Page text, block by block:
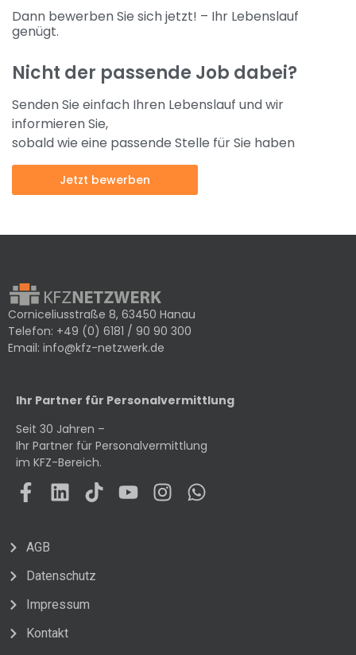
Dann bewerben Sie sich jetzt! – Ihr Lebenslauf
genügt.
Nicht der passende Job dabei?
Senden Sie einfach Ihren Lebenslauf und wir
informieren Sie,
sobald wie eine passende Stelle für Sie haben
Jetzt bewerben
Corniceliusstraße 8, 63450 Hanau
Telefon: +49 (0) 6181 / 90 90 300
Email: info@kfz-netzwerk.de
Ihr Partner für Personalvermittlung
Seit 30 Jahren –
Ihr Partner für Personalvermittlung
im KFZ-Bereich.
AGB
Datenschutz
Impressum
Kontakt